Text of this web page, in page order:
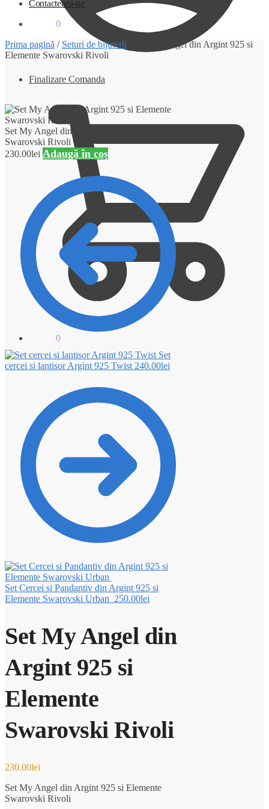
Finalizare Comanda
0
Contacteaza-ne
0
Prima pagină / Seturi de bijuterii
Set My Angel din Argint 925 si
Elemente Swarovski Rivoli
Set My Angel din Argint 925 si Elemente
Swarovski Rivoli
230.00lei Adaugă în coș
Set
cercei si lantisor Argint 925 Twist 240.00lei
Set Cercei si Pandantiv din Argint 925 si
Elemente Swarovski Urban 250.00lei
Set My Angel din
Argint 925 si
Elemente
Swarovski Rivoli
230.00lei
Set My Angel din Argint 925 si Elemente
Swarovski Rivoli